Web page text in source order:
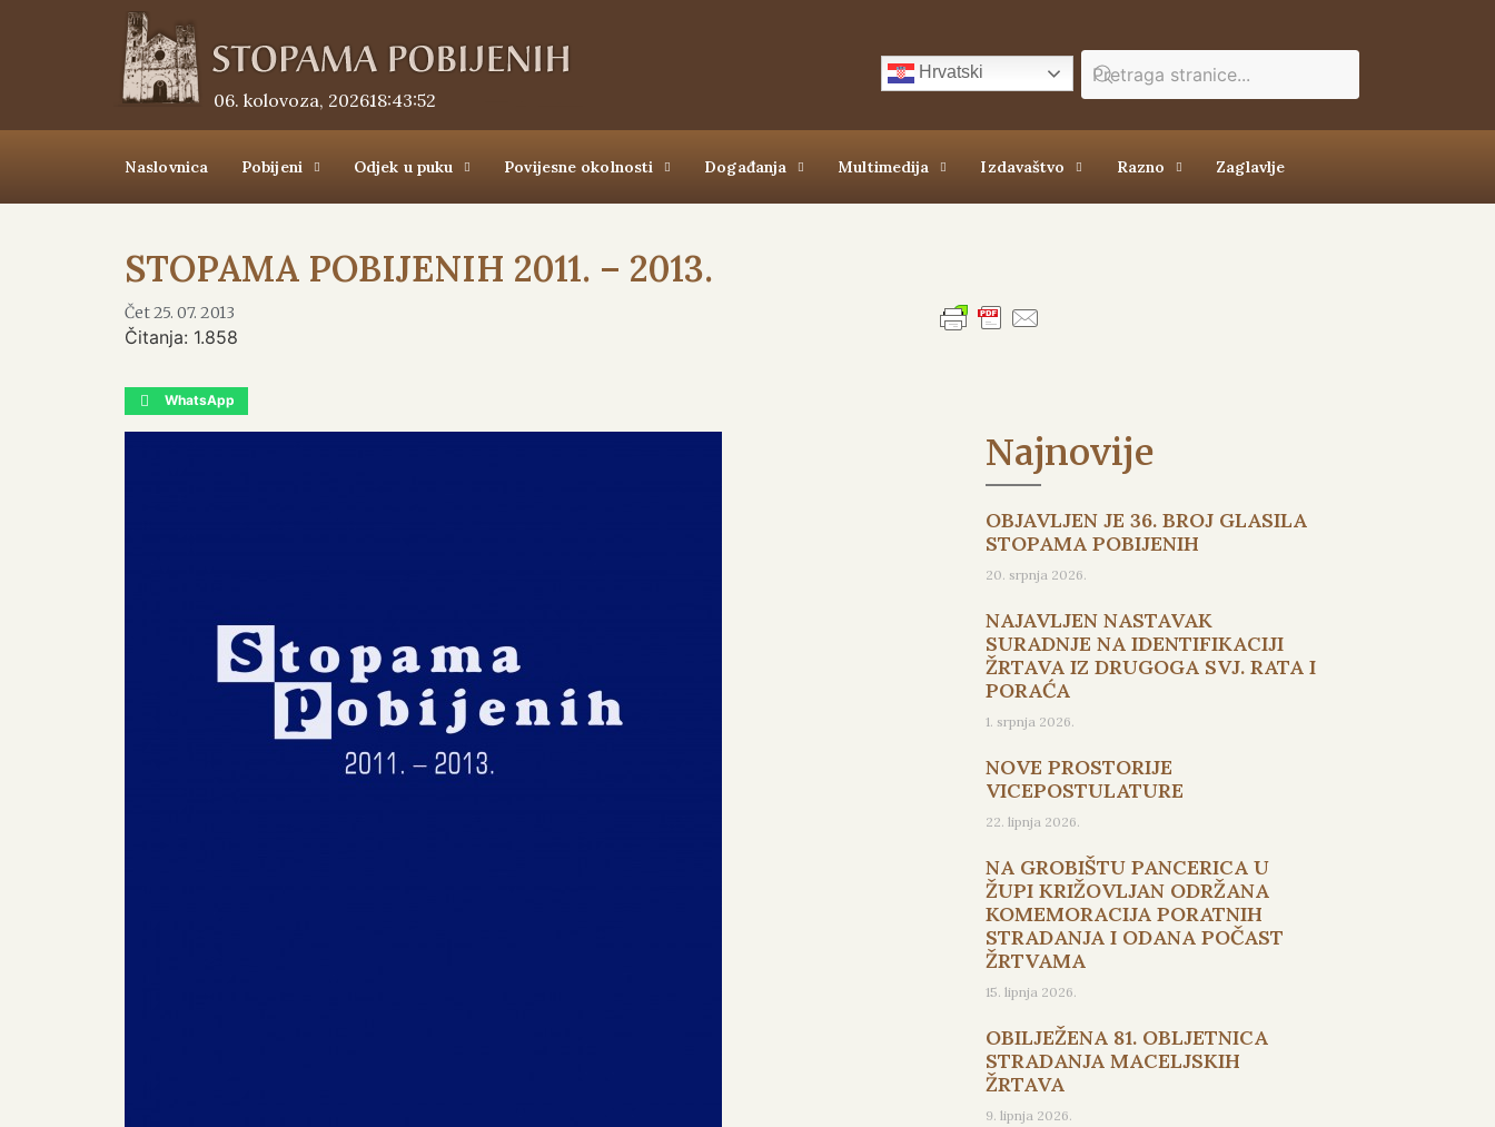
Hrvatski
06. kolovoza, 2026.18:43:52
Naslovnica Pobijeni Odjek u puku Povijesne okolnosti Događanja Multimedija Izdavaštvo Razno Zaglavlje
STOPAMA POBIJENIH 2011. – 2013.
Čet 25. 07. 2013
Čitanja: 1.858
WhatsApp
Najnovije
OBJAVLJEN JE 36. BROJ GLASILA
STOPAMA POBIJENIH
20. srpnja 2026.
NAJAVLJEN NASTAVAK
SURADNJE NA IDENTIFIKACIJI
ŽRTAVA IZ DRUGOGA SVJ. RATA I
PORAĆA
1. srpnja 2026.
NOVE PROSTORIJE
VICEPOSTULATURE
22. lipnja 2026.
NA GROBIŠTU PANCERICA U
ŽUPI KRIŽOVLJAN ODRŽANA
KOMEMORACIJA PORATNIH
STRADANJA I ODANA POČAST
ŽRTVAMA
15. lipnja 2026.
OBILJEŽENA 81. OBLJETNICA
STRADANJA MACELJSKIH
ŽRTAVA
9. lipnja 2026.